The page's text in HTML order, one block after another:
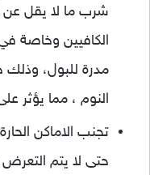
الكافيين وخاصة
مدرة للبول، وذلك
النوم ، مما يؤثر
تجنب الاماكن
حتى لا يتم